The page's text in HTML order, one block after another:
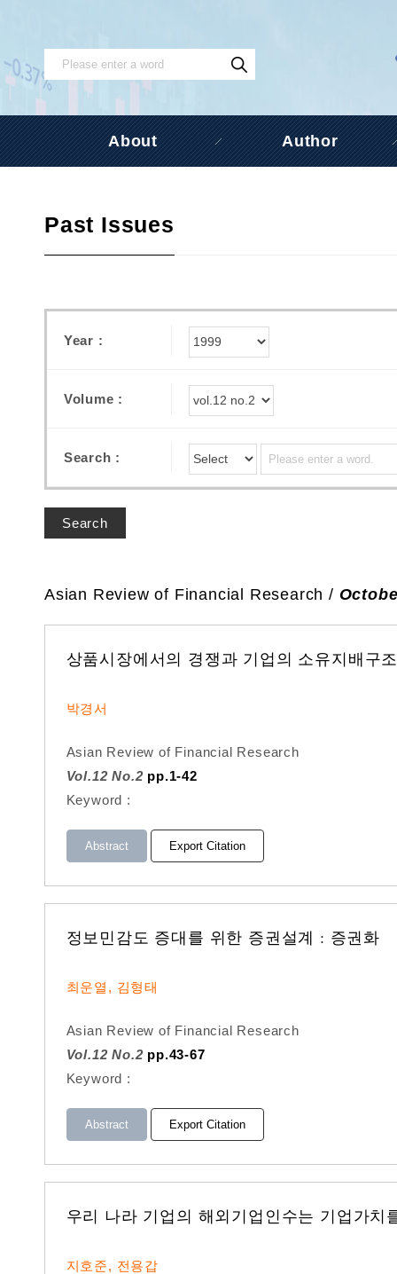
About Author
Past Issues
Year :
Volume :
Search :
Search
Asian Review of Financial Research /
상품시장에서의 경쟁과 기업의 소유지배구
박경서
Asian Review of Financial Research
Vol.12 No.2 pp.1-42
Keyword :
Abstract Export Citation
정보민감도 증대를 위한 증권설계 : 증권화
최운열, 김형태
Asian Review of Financial Research
Vol.12 No.2 pp.43-67
Keyword :
Abstract Export Citation
우리 나라 기업의 해외기업인수는 기업가치
지호준, 전용갑